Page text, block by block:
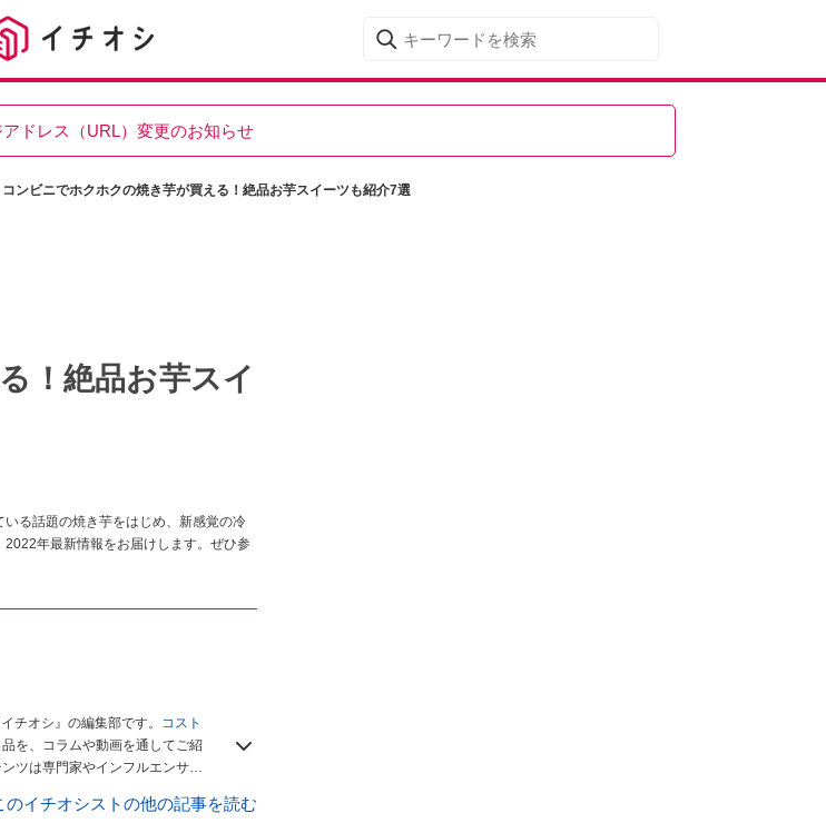
ドレス（URL）変更のお知らせ
コンビニでホクホクの焼き芋が買える！絶品お芋スイーツも紹介7選
！絶品お芋スイ
る話題の焼き芋をはじめ、新感覚の冷
年最新情報をお届けします。ぜひ参
チオシ』の編集部です。
コスト
を、コラムや動画を通してご紹
ツは専門家やインフルエンサー
のイチオシストの他の記事を読む